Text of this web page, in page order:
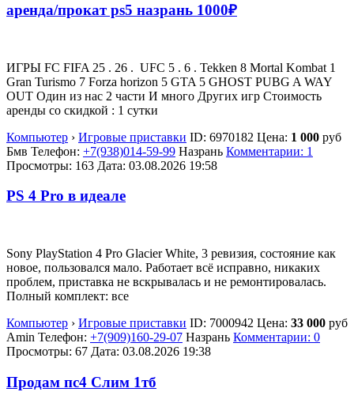
аренда/прокат ps5 назрань 1000₽
ИГРЫ FC FIFA 25 . 26 . ⁠ UFC 5 . 6 . Tekken 8 Mortal Kombat 1
Gran Turismo 7 Forza horizon 5 ⁠GTA 5 GHOST PUBG ⁠A WAY
OUT Один из нас 2 части И много Других игр Стоимость
аренды со скидкой : 1 сутки
Компьютер › Игровые приставки ID: 6970182 Цена: 1 000 руб
Бмв Телефон: +7(938)014-59-99 Назрань Комментарии: 1
Просмотры: 163 Дата: 03.08.2026 19:58
PS 4 Pro в идеале
Sony PlayStation 4 Pro Glacier White, 3 ревизия, состояние как
новое, пользовался мало. Работает всё исправно, никаких
проблем, приставка не вскрывалась и не ремонтировалась.
Полный комплект: все
Компьютер › Игровые приставки ID: 7000942 Цена: 33 000 руб
Amin Телефон: +7(909)160-29-07 Назрань Комментарии: 0
Просмотры: 67 Дата: 03.08.2026 19:38
Продам пс4 Слим 1тб